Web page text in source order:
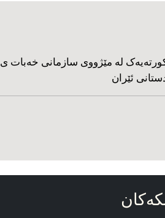
له مێژووی سازمانی خه‌بات ی
ئێران